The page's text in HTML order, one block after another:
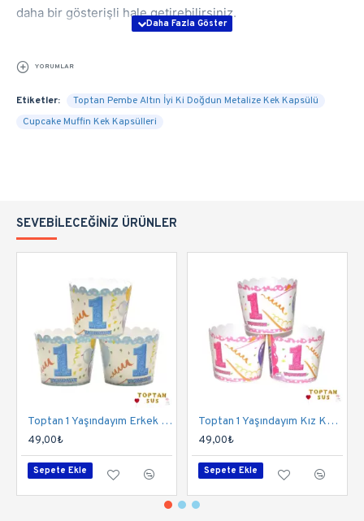
daha bir gösterişli hale getirebilirsiniz.
YORUMLAR
Etiketler:
Toptan Pembe Altın İyi Ki Doğdun Metalize Kek Kapsülü
Cupcake Muffin Kek Kapsülleri
SEVEBILECEĞINIZ ÜRÜNLER
Toptan 1 Yaşındayım Erkek Kek Kapsülü
49,00₺
Sepete Ekle
Toptan 1 Yaşındayım Kız Kek Kapsülü
49,00₺
Sepete Ekle